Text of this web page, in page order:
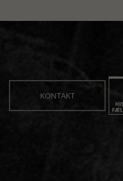
KONTAKT